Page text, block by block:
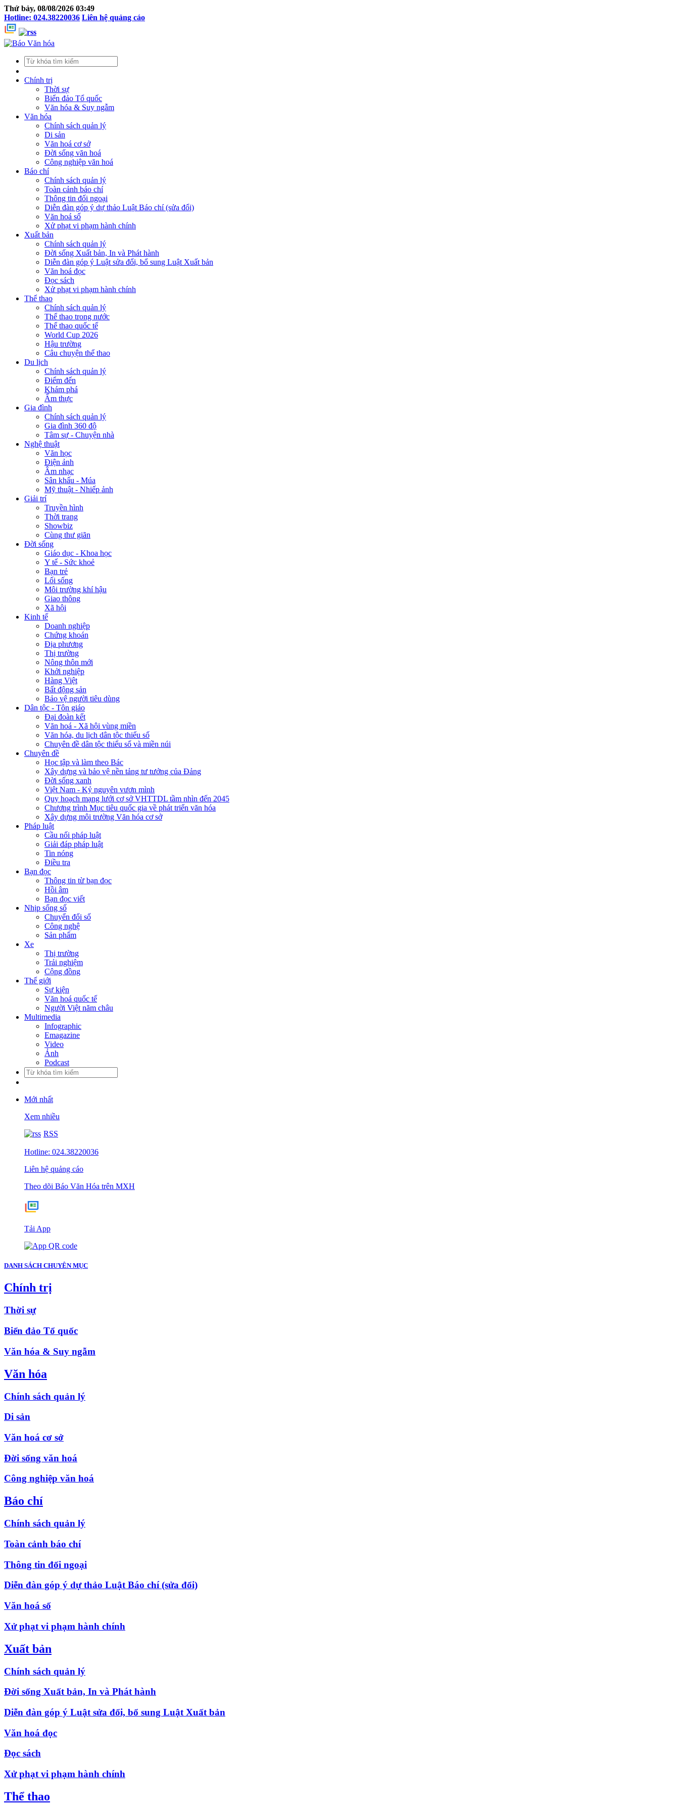
Thứ bảy, 08/08/2026 03:49
Hotline: 024.38220036 Liên hệ quảng cáo
Chính trị
Thời sự
Biển đảo Tổ quốc
Văn hóa & Suy ngẫm
Văn hóa
Chính sách quản lý
Di sản
Văn hoá cơ sở
Đời sống văn hoá
Công nghiệp văn hoá
Báo chí
Chính sách quản lý
Toàn cảnh báo chí
Thông tin đối ngoại
Diễn đàn góp ý dự thảo Luật Báo chí (sửa đổi)
Văn hoá số
Xử phạt vi phạm hành chính
Xuất bản
Chính sách quản lý
Đời sống Xuất bản, In và Phát hành
Diễn đàn góp ý Luật sửa đổi, bổ sung Luật Xuất bản
Văn hoá đọc
Đọc sách
Xử phạt vi phạm hành chính
Thể thao
Chính sách quản lý
Thể thao trong nước
Thể thao quốc tế
World Cup 2026
Hậu trường
Câu chuyện thể thao
Du lịch
Chính sách quản lý
Điểm đến
Khám phá
Ẩm thực
Gia đình
Chính sách quản lý
Gia đình 360 độ
Tâm sự - Chuyện nhà
Nghệ thuật
Văn học
Điện ảnh
Âm nhạc
Sân khấu - Múa
Mỹ thuật - Nhiếp ảnh
Giải trí
Truyền hình
Thời trang
Showbiz
Cùng thư giãn
Đời sống
Giáo dục - Khoa học
Y tế - Sức khoẻ
Bạn trẻ
Lối sống
Môi trường khí hậu
Giao thông
Xã hội
Kinh tế
Doanh nghiệp
Chứng khoán
Địa phương
Thị trường
Nông thôn mới
Khởi nghiệp
Hàng Việt
Bất động sản
Bảo vệ người tiêu dùng
Dân tộc - Tôn giáo
Đại đoàn kết
Văn hoá - Xã hội vùng miền
Văn hóa, du lịch dân tộc thiểu số
Chuyên đề dân tộc thiểu số và miền núi
Chuyên đề
Học tập và làm theo Bác
Xây dựng và bảo vệ nền tảng tư tưởng của Đảng
Đời sống xanh
Việt Nam - Kỷ nguyên vươn mình
Quy hoạch mạng lưới cơ sở VHTTDL tầm nhìn đến 2045
Chương trình Mục tiêu quốc gia về phát triển văn hóa
Xây dựng môi trường Văn hóa cơ sở
Pháp luật
Cầu nối pháp luật
Giải đáp pháp luật
Tin nóng
Điều tra
Bạn đọc
Thông tin từ bạn đọc
Hồi âm
Bạn đọc viết
Nhịp sống số
Chuyển đổi số
Công nghệ
Sản phẩm
Xe
Thị trường
Trải nghiệm
Cộng đồng
Thế giới
Sự kiện
Văn hoá quốc tế
Người Việt năm châu
Multimedia
Infographic
Emagazine
Video
Ảnh
Podcast
Mới nhất
Xem nhiều
RSS
Hotline: 024.38220036
Liên hệ quảng cáo
Theo dõi Báo Văn Hóa trên MXH
Tải App
DANH SÁCH CHUYÊN MỤC
Chính trị
Thời sự
Biển đảo Tổ quốc
Văn hóa & Suy ngẫm
Văn hóa
Chính sách quản lý
Di sản
Văn hoá cơ sở
Đời sống văn hoá
Công nghiệp văn hoá
Báo chí
Chính sách quản lý
Toàn cảnh báo chí
Thông tin đối ngoại
Diễn đàn góp ý dự thảo Luật Báo chí (sửa đổi)
Văn hoá số
Xử phạt vi phạm hành chính
Xuất bản
Chính sách quản lý
Đời sống Xuất bản, In và Phát hành
Diễn đàn góp ý Luật sửa đổi, bổ sung Luật Xuất bản
Văn hoá đọc
Đọc sách
Xử phạt vi phạm hành chính
Thể thao